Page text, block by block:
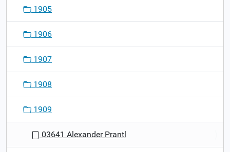
1905
1906
1907
1908
1909
03641 Alexander Prantl